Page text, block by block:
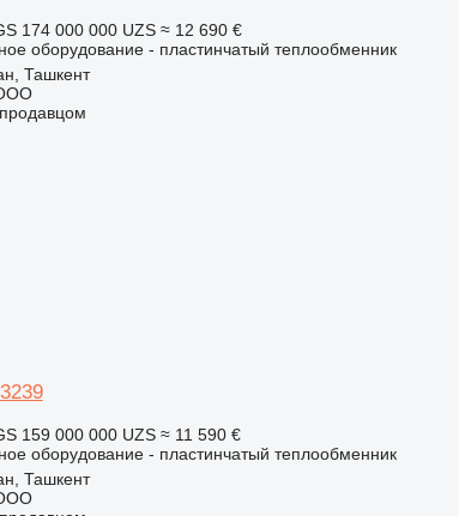
174 000 000 UZS ≈ 12 690 €
оборудование - пластинчатый теплообменник
Ташкент
159 000 000 UZS ≈ 11 590 €
оборудование - пластинчатый теплообменник
Ташкент